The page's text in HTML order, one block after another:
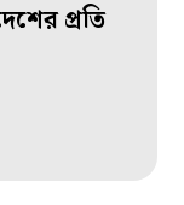
প্রতি